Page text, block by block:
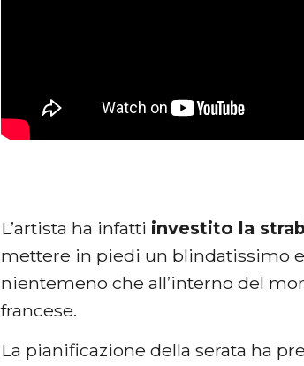
L’artista ha infatti investito la
mettere in piedi un blindatissimo
nientemeno che all’interno del
francese.
La pianificazione della serata ha